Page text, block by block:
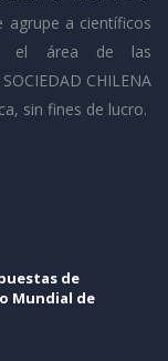
agrupe a científicos
el área de las
CHILENA
sin fines de lucro.
de
Mundial de